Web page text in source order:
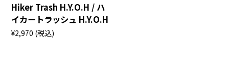
Hiker Trash H.Y.O.H / ハ
イカートラッシュ H.Y.O.H
¥2,970 (税込)